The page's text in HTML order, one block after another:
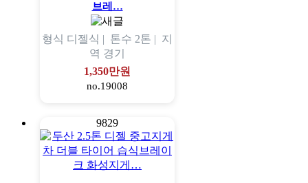
브레…
형식 디젤식 | 톤수 2톤 | 지
역 경기
1,350만원
no.19008
9829